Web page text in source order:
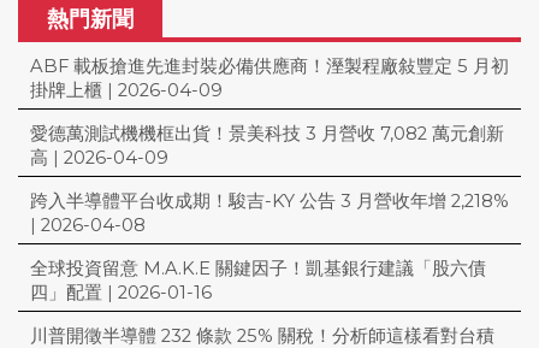
熱門新聞
ABF 載板搶進先進封裝必備供應商！溼製程廠敍豐定 5 月初
掛牌上櫃 | 2026-04-09
愛德萬測試機機框出貨！景美科技 3 月營收 7,082 萬元創新
高 | 2026-04-09
跨入半導體平台收成期！駿吉-KY 公告 3 月營收年增 2,218%
| 2026-04-08
全球投資留意 M.A.K.E 關鍵因子！凱基銀行建議「股六債
四」配置 | 2026-01-16
川普開徵半導體 232 條款 25% 關稅！分析師這樣看對台積